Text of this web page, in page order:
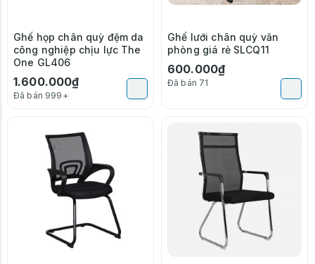
Ghế họp chân quỳ đệm da
công nghiệp chịu lực The
One GL406
1.600.000₫
Đã bán 999+
Ghế lưới chân quỳ văn
phòng giá rẻ SLCQ11
600.000₫
Đã bán 71